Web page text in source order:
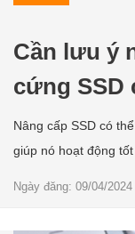
Cần lưu ý
cứng SSD
Nâng cấp SSD có
giúp nó hoạt động
Ngày đăng: 09/04/2024